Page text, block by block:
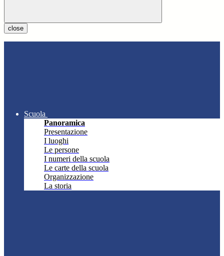
close
Scuola
Panoramica
Presentazione
I luoghi
Le persone
I numeri della scuola
Le carte della scuola
Organizzazione
La storia